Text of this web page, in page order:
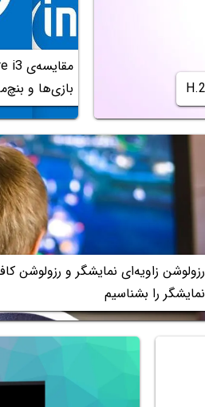
بازی‌ها و
رزولوشن زاویه‌ای نمایشگر و رزولوشن
نمایشگر را بشناسیم